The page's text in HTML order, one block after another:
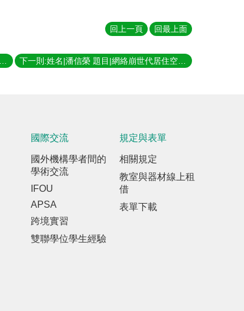
回上一頁 回最上面
國際交流
國外機構學者間的
學術交流
IFOU
APSA
跨境實習
雙聯學位學生經驗
規定與表單
相關規定
教室與器材線上租
借
表單下載